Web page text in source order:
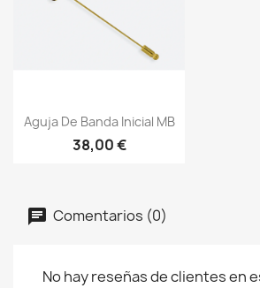
Vista rápida
Aguja De Banda Inicial MB
38,00 €
Comentarios (0)
No hay reseñas de clientes en